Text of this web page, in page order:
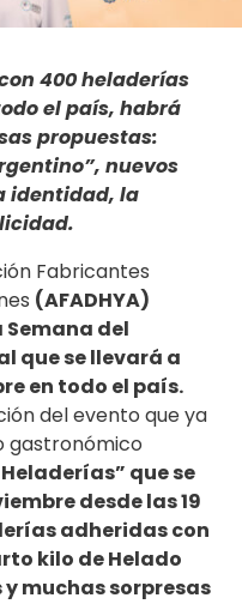
400 heladerías
el país, habrá
propuestas:
gentino”, nuevos
identidad, la
Fabricantes
(AFADHYA)
Semana del
que se llevará a
en todo el país.
del evento que ya
gastronómico
que se
desde las 19
adheridas con
kilo de Helado
muchas sorpresas